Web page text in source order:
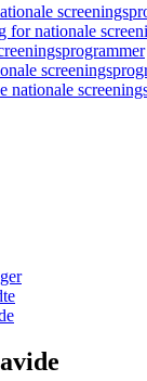
for nationale
nationale